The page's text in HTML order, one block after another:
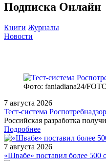
Подписка Онлайн
Книги Журналы
Новости
Фото: faniadiana24/
7 августа 2026
Тест‑система
Российская разработка
Подробнее
7 августа 2026
«Швабе» поставил более 500